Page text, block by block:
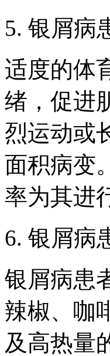
5. 银屑病
适度的体
绪，促进
烈运动或
面积病变
率为其进
6. 银屑病
银屑病患
辣椒、咖
及高热量